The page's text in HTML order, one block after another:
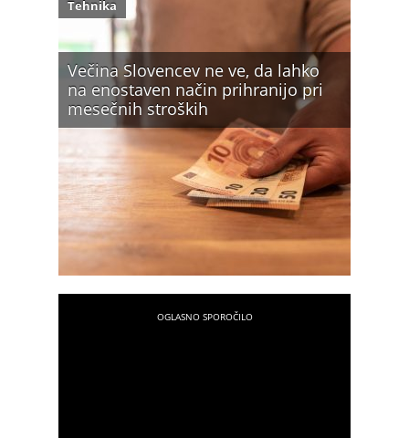
Večina Slovencev ne ve, da lahko
na enostaven način prihranijo pri
mesečnih stroških
Tehnika